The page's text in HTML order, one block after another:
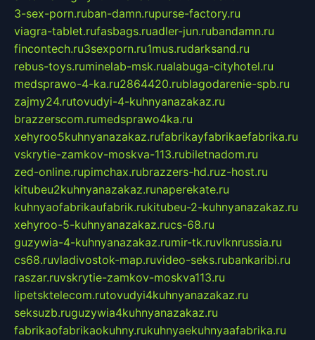
3-sex-porn.ruban-damn.rupurse-factory.ru
viagra-tablet.rufasbags.ruadler-jun.rubandamn.ru
fincontech.ru3sexporn.ru1mus.rudarksand.ru
rebus-toys.ruminelab-msk.rualabuga-cityhotel.ru
medsprawo-4-ka.ru2864420.rublagodarenie-spb.ru
zajmy24.rutovudyi-4-kuhnyanazakaz.ru
brazzerscom.rumedsprawo4ka.ru
xehyroo5kuhnyanazakaz.rufabrikayfabrikaefabrika.ru
vskrytie-zamkov-moskva-113.rubiletnadom.ru
zed-online.rupimchax.rubrazzers-hd.ruz-host.ru
kitubeu2kuhnyanazakaz.runaperekate.ru
kuhnyaofabrikaufabrik.rukitubeu-2-kuhnyanazakaz.ru
xehyroo-5-kuhnyanazakaz.rucs-68.ru
guzywia-4-kuhnyanazakaz.rumir-tk.ruvlknrussia.ru
cs68.ruvladivostok-map.ruvideo-seks.rubankaribi.ru
raszar.ruvskrytie-zamkov-moskva113.ru
lipetsktelecom.rutovudyi4kuhnyanazakaz.ru
seksuzb.ruguzywia4kuhnyanazakaz.ru
fabrikaofabrikaokuhny.rukuhnyaekuhnyaafabrika.ru